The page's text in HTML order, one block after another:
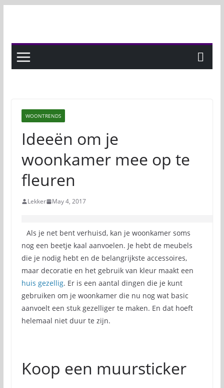
WOONTRENDS
Ideeën om je
woonkamer mee op te
fleuren
Lekker May 4, 2017
Als je net bent verhuisd, kan je woonkamer soms
nog een beetje kaal aanvoelen. Je hebt de meubels
die je nodig hebt en de belangrijkste accessoires,
maar decoratie en het gebruik van kleur maakt een
huis gezellig. Er is een aantal dingen die je kunt
gebruiken om je woonkamer die nu nog wat basic
aanvoelt een stuk gezelliger te maken. En dat hoeft
helemaal niet duur te zijn.
Koop een muursticker